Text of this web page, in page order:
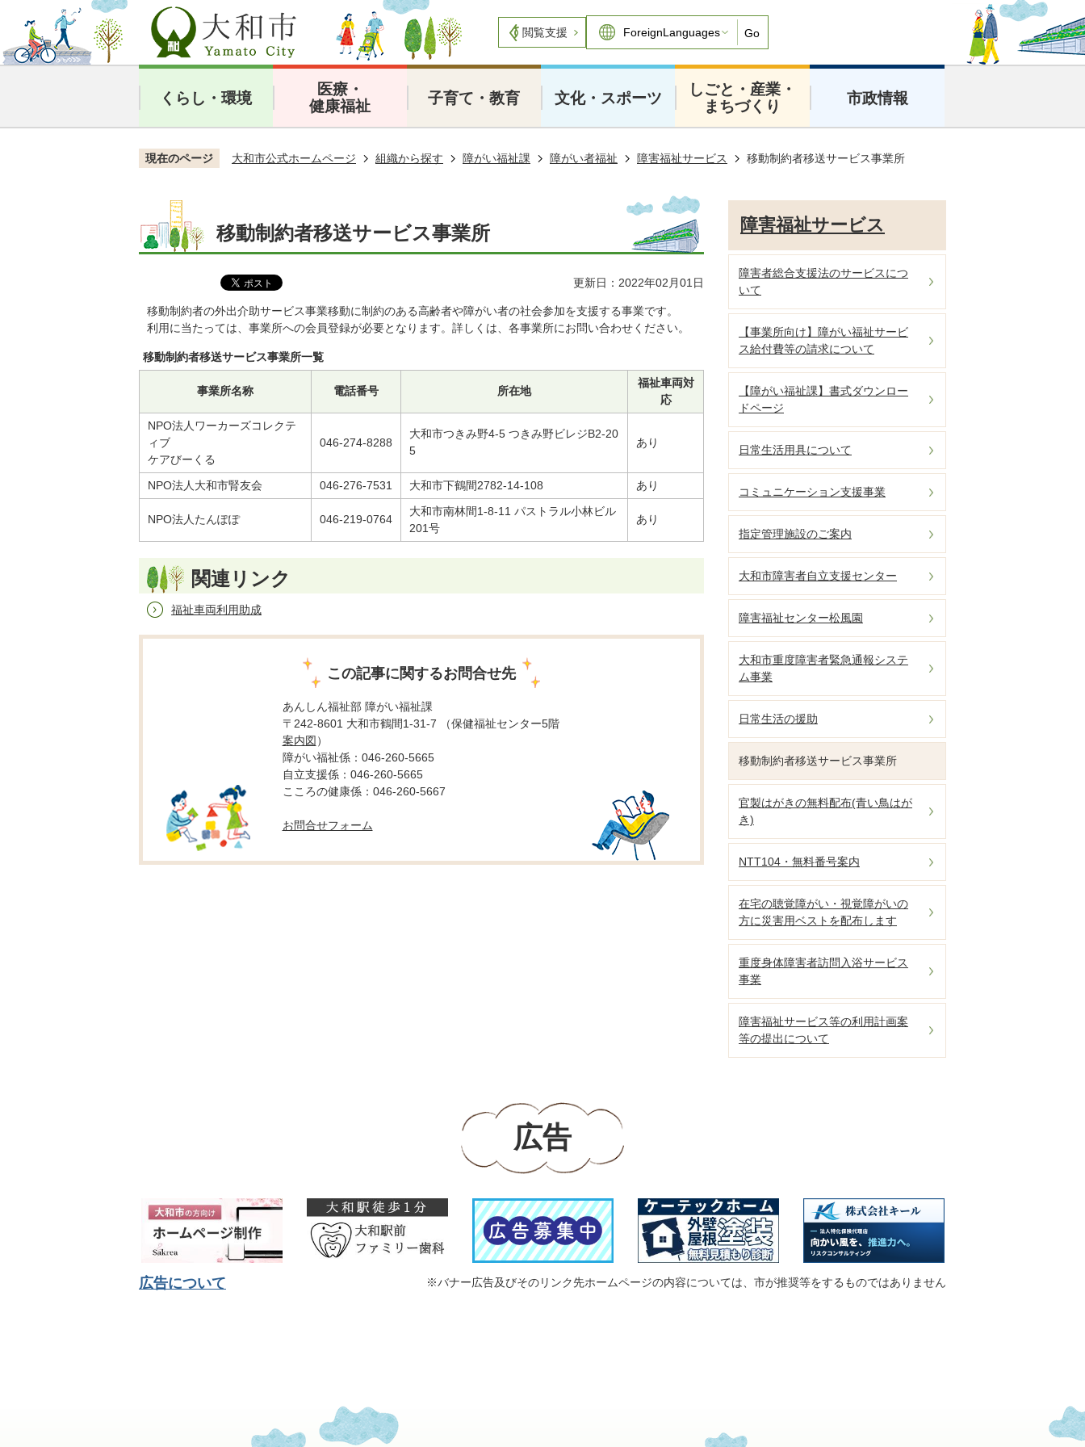
閲覧支援 Go
くらし・環境
医療・
健康福祉
子育て・教育 文化・スポーツ
しごと・産業・
まちづくり
市政情報
現在のページ 大和市公式ホームページ 組織から探す 障がい福祉課 障がい者福祉 障害福祉サービス 移動制約者移送サービス事業所
移動制約者移送サービス事業所
更新日：2022年02月01日
移動制約者の外出介助サービス事業移動に制約のある高齢者や障がい者の社会参加を支援する事業です。
利用に当たっては、事業所への会員登録が必要となります。詳しくは、各事業所にお問い合わせください。
移動制約者移送サービス事業所一覧
事業所名称 電話番号 所在地
福祉車両対
応
NPO法人ワーカーズコレクテ
ィブ
ケアびーくる
046-274-8288
大和市つきみ野4-5 つきみ野ビレジB2-20
5
あり
NPO法人大和市腎友会 046-276-7531 大和市下鶴間2782-14-108 あり
NPO法人たんぽぽ 046-219-0764
大和市南林間1-8-11 パストラル小林ビル
201号
あり
関連リンク
福祉車両利用助成
この記事に関するお問合せ先
あんしん福祉部 障がい福祉課
〒242-8601 大和市鶴間1-31-7 （保健福祉センター5階
案内図 ）
障がい福祉係：046-260-5665
自立支援係：046-260-5665
こころの健康係：046-260-5667
お問合せフォーム
障害福祉サービス
障害者総合支援法のサービスにつ
いて
【事業所向け】障がい福祉サービ
ス給付費等の請求について
【障がい福祉課】書式ダウンロー
ドページ
日常生活用具について
コミュニケーション支援事業
指定管理施設のご案内
大和市障害者自立支援センター
障害福祉センター松風園
大和市重度障害者緊急通報システ
ム事業
日常生活の援助
移動制約者移送サービス事業所
官製はがきの無料配布(青い鳥はが
き)
NTT104・無料番号案内
在宅の聴覚障がい・視覚障がいの
方に災害用ベストを配布します
重度身体障害者訪問入浴サービス
事業
障害福祉サービス等の利用計画案
等の提出について
広告
広告について ※バナー広告及びそのリンク先ホームページの内容については、市が推奨等をするものではありません